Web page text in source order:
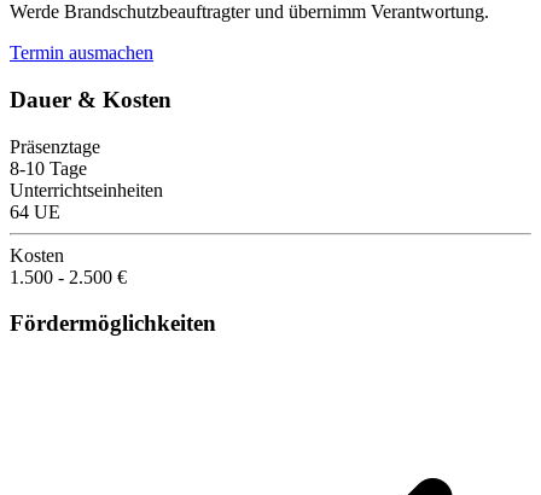
Werde Brandschutzbeauftragter und übernimm Verantwortung.
Termin ausmachen
Dauer & Kosten
Präsenztage
8-10 Tage
Unterrichtseinheiten
64 UE
Kosten
1.500 - 2.500 €
Fördermöglichkeiten